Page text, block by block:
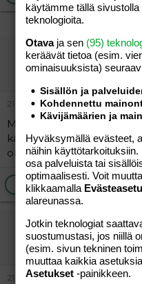
"mhm"
Vieras
21.09.2010
Meidän 13kk ikäinen
kaksi viipaletta täysjyvä
omenanlohkoja
Ilmoita asiaton viesti
"kahden äiti"
Vieras
21.09.2010
käytämme tällä
teknologioita.
Otavaja sen (95)
keräävät tietoa (esim.
ominaisuuk­sista)
Sisällön ja
Kohdennettu
Kävijämäärien ja
Hyväksymällä evästeet,
näihin
osa palveluista tai
optimaalisesti. Voit
klikkaamalla
alareunassa.
Jotkin teknologiat
suostumustasi, jos niillä
(esim. sivun tekninen
muuttaa kaikkia
Asetukset -painikkeen.